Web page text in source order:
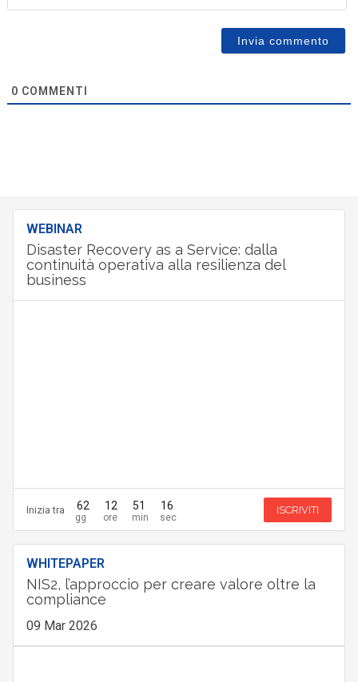
0 COMMENTI
WEBINAR
Disaster Recovery as a Service: dalla
continuità operativa alla resilienza del
business
Inizia tra 62 12 51 14 ISCRIVITI
WHITEPAPER
NIS2, l’approccio per creare valore oltre la
compliance
09 Mar 2026